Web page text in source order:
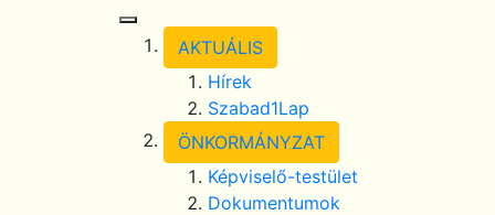
Toggle Navigation
AKTUÁLIS
Hírek
Szabad1Lap
ÖNKORMÁNYZAT
Képviselő-testület
Dokumentumok